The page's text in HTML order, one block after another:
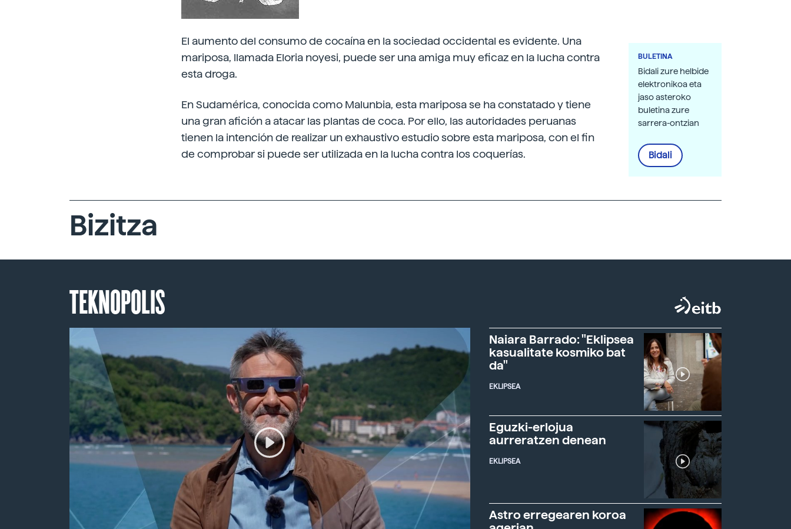
El aumento del consumo de cocaína en la sociedad occidental es evidente. Una
mariposa, llamada Eloria noyesi, puede ser una amiga muy eficaz en la lucha contra
esta droga.
En Sudamérica, conocida como Malunbia, esta mariposa se ha constatado y tiene
una gran afición a atacar las plantas de coca. Por ello, las autoridades peruanas
tienen la intención de realizar un exhaustivo estudio sobre esta mariposa, con el fin
de comprobar si puede ser utilizada en la lucha contra los coquerías.
BULETINA
Bidali zure helbide
elektronikoa eta
jaso asteroko
buletina zure
sarrera-ontzian
Bidali
Bizitza
TEKNOPOLIS
Naiara Barrado: "Eklipsea
kasualitate kosmiko bat
da"
EKLIPSEA
Eguzki-erlojua
aurreratzen denean
EKLIPSEA
Astro erregearen koroa